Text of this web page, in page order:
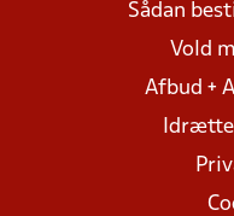
Sådan
Vold
Afbud +